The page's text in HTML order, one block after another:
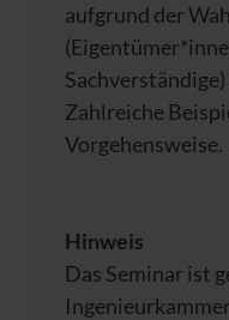
aufgrund der
Zahlreiche
Vorgehensweise.
Hinweis
Das Seminar ist